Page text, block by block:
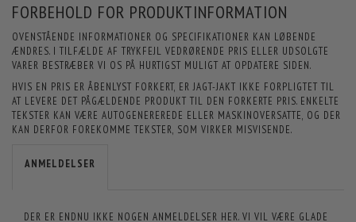
FORBEHOLD FOR PRODUKTINFORMATION
OVENSTÅENDE INFORMATIONER OG SPECIFIKATIONER KAN LØBENDE
ÆNDRES. I TILFÆLDE AF TRYKFEJL VEDRØRENDE PRIS ELLER UDSOLGTE
VARER BESTRÆBER VI OS PÅ HURTIGST MULIGT AT OPDATERE SIDEN.
HVIS EN PRIS ER ÅBENLYST FORKERT, ER JAGT-JAKT IKKE FORPLIGTET TIL
AT LEVERE DET PÅGÆLDENDE PRODUKT TIL DEN FORKERTE PRIS. ENKELTE
TEKSTER KAN VÆRE AUTOGENEREREDE ELLER MASKINOVERSATTE, OG DER
KAN DERFOR FOREKOMME TEKSTER, SOM VIRKER MISVISENDE.
ANMELDELSER
DER ER ENDNU IKKE NOGEN ANMELDELSER HER. VI VIL VÆRE GLADE